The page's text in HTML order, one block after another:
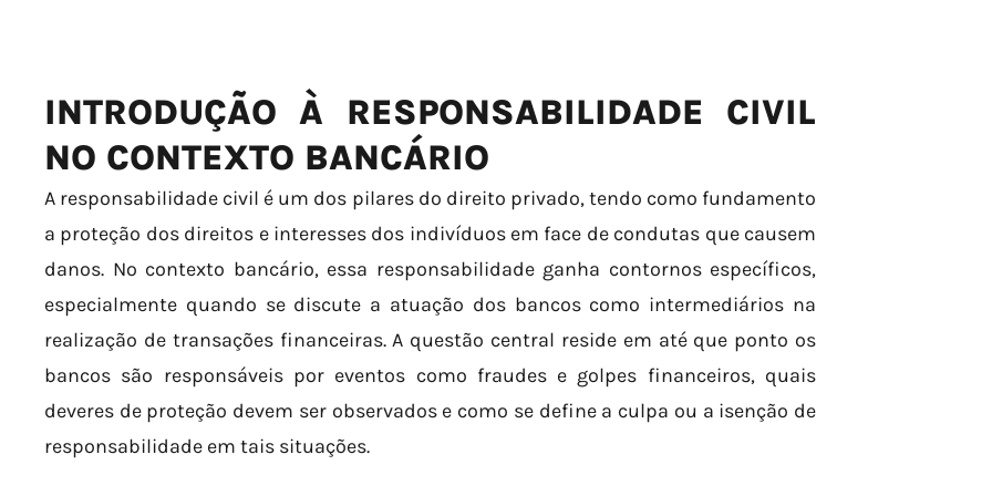
INTRODUÇÃO À RESPONSABILIDADE CIVIL
NO CONTEXTO BANCÁRIO
A responsabilidade civil é um dos pilares do direito privado, tendo como fundamento
a proteção dos direitos e interesses dos indivíduos em face de condutas que causem
danos. No contexto bancário, essa responsabilidade ganha contornos específicos,
especialmente quando se discute a atuação dos bancos como intermediários na
realização de transações financeiras. A questão central reside em até que ponto os
bancos são responsáveis por eventos como fraudes e golpes financeiros, quais
deveres de proteção devem ser observados e como se define a culpa ou a isenção de
responsabilidade em tais situações.